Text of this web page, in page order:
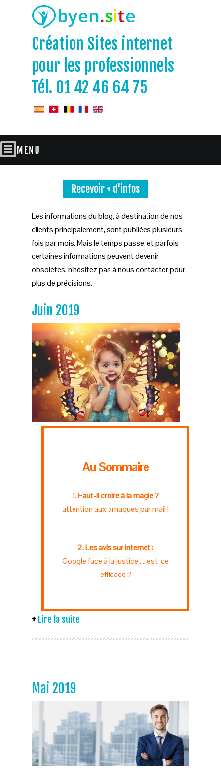
Création Sites internet
pour les professionnels
Tél. 01 42 46 64 75
Recevoir + d'infos
Les informations du blog, à destination de nos
clients principalement, sont publiées plusieurs
fois par mois. Mais le temps passe, et parfois
certaines informations peuvent devenir
obsolètes, n'hésitez pas à nous contacter pour
plus de précisions.
Juin 2019
Au Sommaire
1. Faut-il croire à la magie ?
attention aux arnaques par mail !
2. Les avis sur internet :
Google face à la justice .... est-ce
efficace ?
Lire la suite
Mai 2019